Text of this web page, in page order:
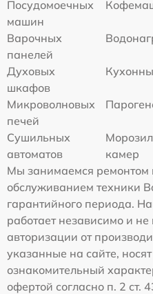
Посудомоечных
машин
Варочных
панелей
Духовых
шкафов
Микроволновых
печей
Сушильных
автоматов
камер
Мы занимаемся ремонтом
обслуживанием техники
гарантийного периода.
работает независимо и
авторизации от
указанные на сайте,
ознакомительный
офертой согласно п. 2 ст.